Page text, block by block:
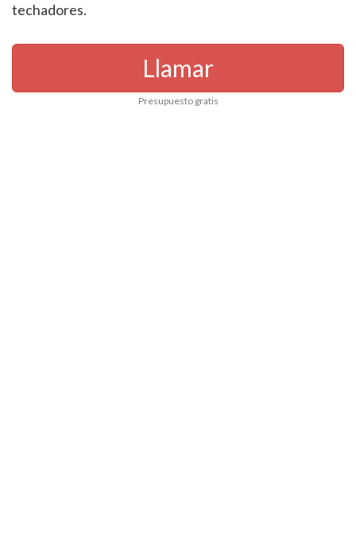
techadores.
Llamar
Presupuesto gratis